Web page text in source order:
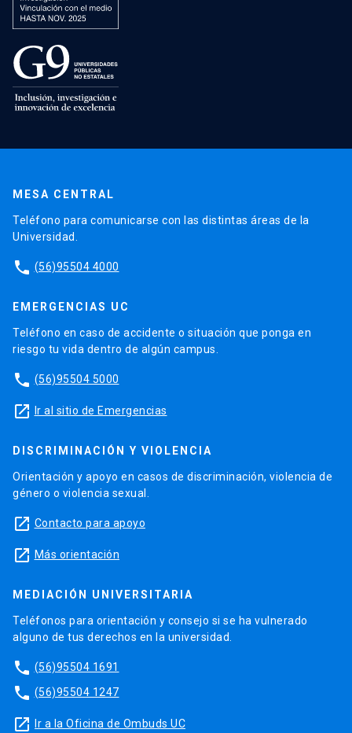
MESA CENTRAL
Teléfono para comunicarse con las distintas áreas de la
Universidad.
phone (56)95504 4000
EMERGENCIAS UC
Teléfono en caso de accidente o situación que ponga en
riesgo tu vida dentro de algún campus.
phone (56)95504 5000
launch Ir al sitio de Emergencias
DISCRIMINACIÓN Y VIOLENCIA
Orientación y apoyo en casos de discriminación, violencia de
género o violencia sexual.
launch Contacto para apoyo
launch Más orientación
MEDIACIÓN UNIVERSITARIA
Teléfonos para orientación y consejo si se ha vulnerado
alguno de tus derechos en la universidad.
phone (56)95504 1691
phone (56)95504 1247
launch Ir a la Oficina de Ombuds UC